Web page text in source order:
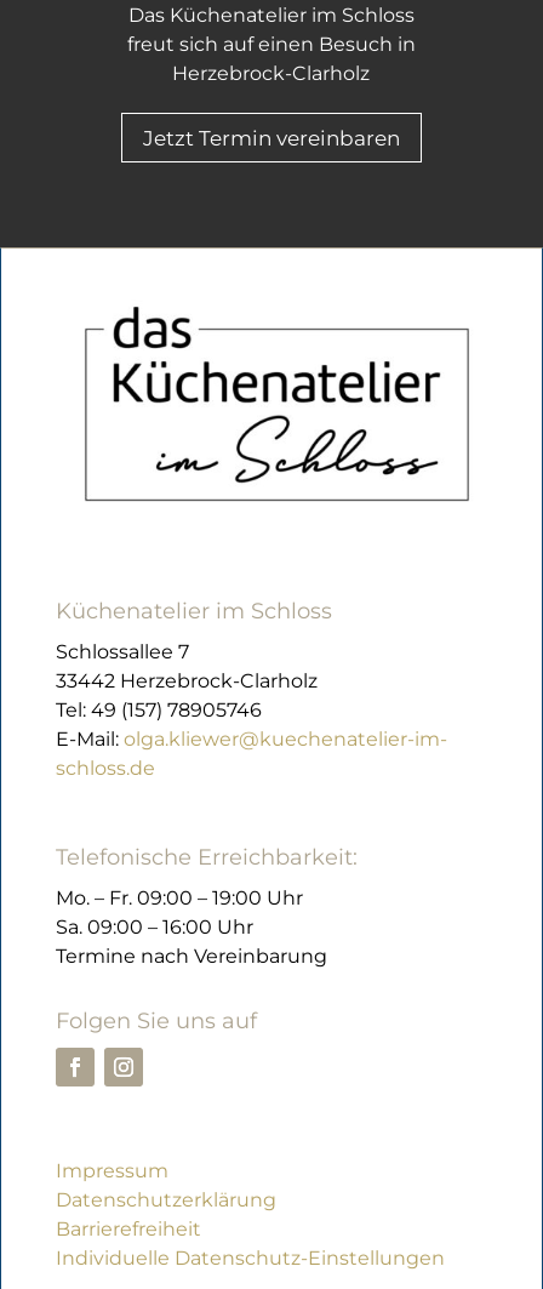
Das Küchenatelier im Schloss
freut sich auf einen Besuch in
Herzebrock-Clarholz
Jetzt Termin vereinbaren
Küchenatelier im Schloss
Schlossallee 7
33442 Herzebrock-Clarholz
Tel: 49 (157) 78905746
E-Mail: olga.kliewer@kuechenatelier-im-
schloss.de
Telefonische Erreichbarkeit:
Mo. – Fr. 09:00 – 19:00 Uhr
Sa. 09:00 – 16:00 Uhr
Termine nach Vereinbarung
Folgen Sie uns auf
Impressum
Datenschutzerklärung
Barrierefreiheit
Individuelle Datenschutz-Einstellungen